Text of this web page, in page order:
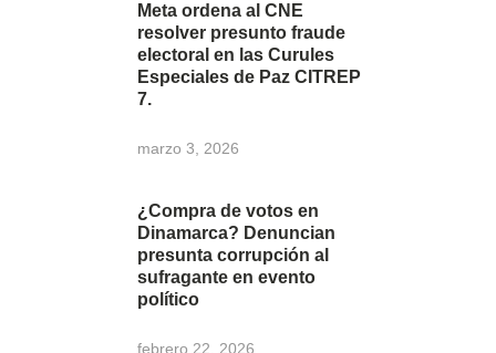
Meta ordena al CNE
resolver presunto fraude
electoral en las Curules
Especiales de Paz CITREP
7.
marzo 3, 2026
¿Compra de votos en
Dinamarca? Denuncian
presunta corrupción al
sufragante en evento
político
febrero 22, 2026